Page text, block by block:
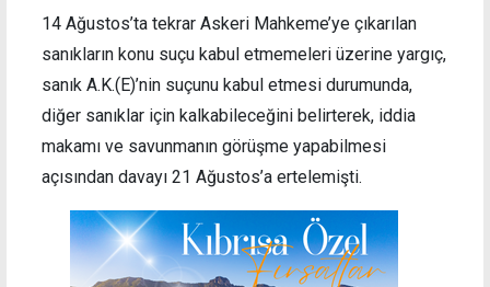
14 Ağustos’ta tekrar Askeri Mahkeme’ye çıkarılan
sanıkların konu suçu kabul etmemeleri üzerine yargıç,
sanık A.K.(E)’nin suçunu kabul etmesi durumunda,
diğer sanıklar için kalkabileceğini belirterek, iddia
makamı ve savunmanın görüşme yapabilmesi
açısından davayı 21 Ağustos’a ertelemişti.